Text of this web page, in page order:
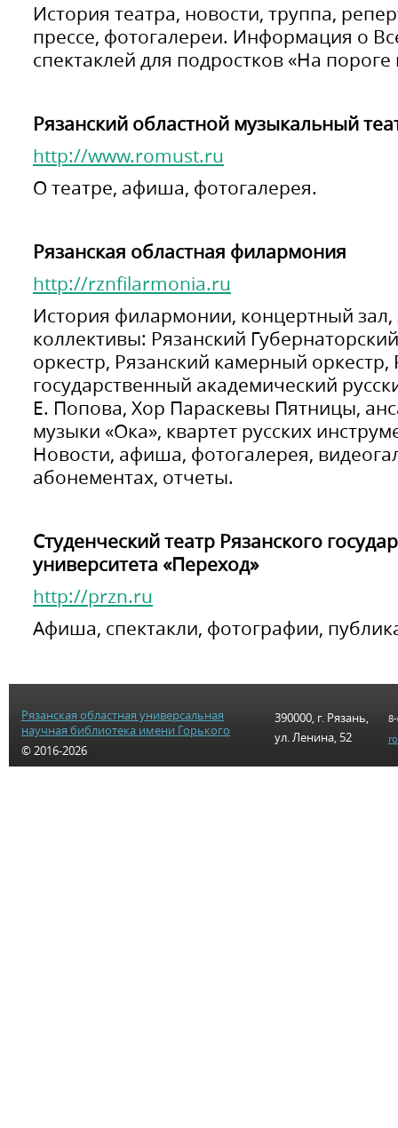
История театра, новости, труппа,
прессе, фотогалереи. Информация о
спектаклей для подростков «На
Рязанский областной музыкальный
http://www.romust.ru
О театре, афиша, фотогалерея.
Рязанская областная филармония
http://rznfilarmonia.ru
История филармонии, концертный
коллективы: Рязанский
оркестр, Рязанский камерный оркестр,
государственный академический
Е. Попова, Хор Параскевы Пятницы,
музыки «Ока», квартет русских
Новости, афиша, фотогалерея,
абонементах, отчеты.
Студенческий театр Рязанского
университета «Переход»
http://przn.ru
Афиша, спектакли, фотографии,
Рязанская областная универсальная
научная библиотека имени Горького
© 2016-2026
390000, г. Рязань,
ул. Ленина, 52